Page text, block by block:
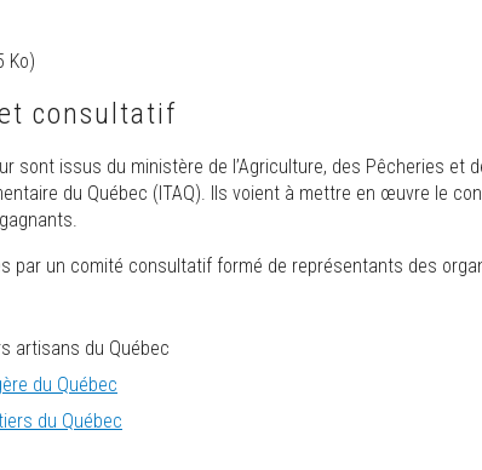
Ko)
consultatif
sont issus du ministère de l’Agriculture, des Pêcheries et
du Québec (ITAQ). Ils voient à mettre en œuvre le
par un comité consultatif formé de représentants des
artisans du Québec
du Québec
du Québec